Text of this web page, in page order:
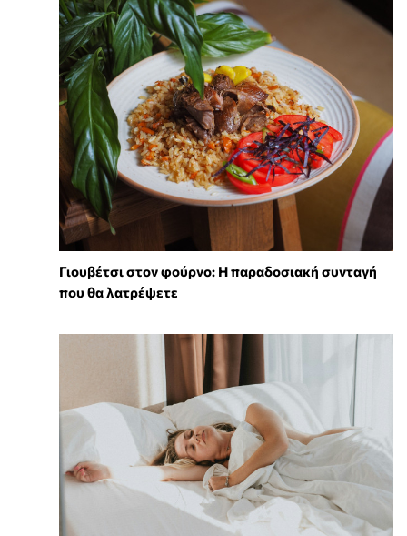
Γιουβέτσι στον φούρνο: Η παραδοσιακή συνταγή
που θα λατρέψετε